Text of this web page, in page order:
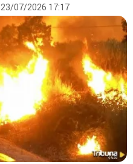
23/07/2026 17:17